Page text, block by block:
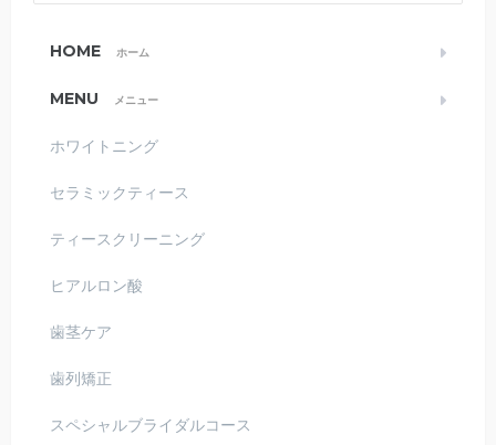
HOME ホーム
MENU メニュー
ホワイトニング
セラミックティース
ティースクリーニング
ヒアルロン酸
歯茎ケア
歯列矯正
スペシャルブライダルコース